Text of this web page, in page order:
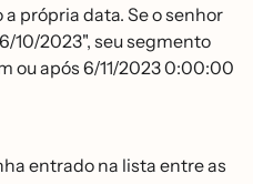
própria data. Se o senhor
10/2023", seu segmento
ou após 6/11/2023 0:00:00
entrado na lista entre as